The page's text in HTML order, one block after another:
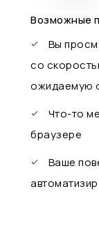
Возможные
Вы
со
ожидаемую
Что-то
браузере
Ваше